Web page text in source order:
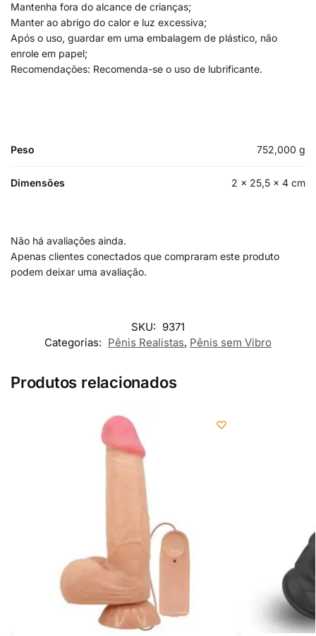
Mantenha fora do alcance de crianças;
Manter ao abrigo do calor e luz excessiva;
Após o uso, guardar em uma embalagem de plástico, não
enrole em papel;
Recomendações: Recomenda-se o uso de lubrificante.
Peso 752,000 g
Dimensões 2 × 25,5 × 4 cm
Não há avaliações ainda.
Apenas clientes conectados que compraram este produto
podem deixar uma avaliação.
SKU: 9371
Categorias: Pênis Realistas, Pênis sem Vibro
Produtos relacionados